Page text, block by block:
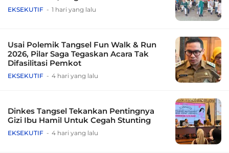
EKSEKUTIF 1 hari yang lalu
Usai Polemik Tangsel Fun Walk & Run
2026, Pilar Saga Tegaskan Acara Tak
Difasilitasi Pemkot
EKSEKUTIF 4 hari yang lalu
Dinkes Tangsel Tekankan Pentingnya
Gizi Ibu Hamil Untuk Cegah Stunting
EKSEKUTIF 4 hari yang lalu